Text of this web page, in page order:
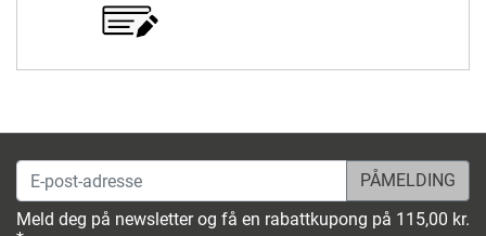
E-post-adresse
Meld deg på newsletter og få en rabattkupong på 115,00 kr.